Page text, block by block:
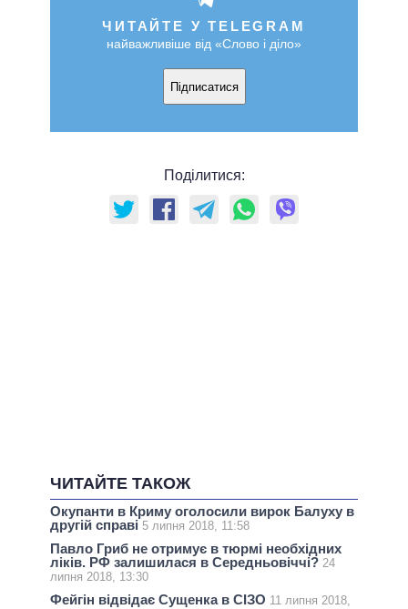
ЧИТАЙТЕ У TELEGRAM
найважливіше від «Слово і діло»
Підписатися
Поділитися:
ЧИТАЙТЕ ТАКОЖ
Окупанти в Криму оголосили вирок Балуху в
другій справі 5 липня 2018, 11:58
Павло Гриб не отримує в тюрмі необхідних
ліків. РФ залишилася в Середньовіччі? 24
липня 2018, 13:30
Фейгін відвідає Сущенка в СІЗО 11 липня 2018,